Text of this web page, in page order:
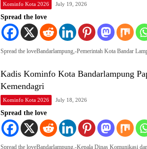
Kominfo Kota 2026 July 19, 2026
Spread the love
Spread the loveBandarlampung,-Pemerintah Kota Bandar
Kadis Kominfo Kota Bandarlampung
Kemendagri
Kominfo Kota 2026 July 18, 2026
Spread the love
Spread the loveBandarlampung,-Kepala Dinas Komunikasi